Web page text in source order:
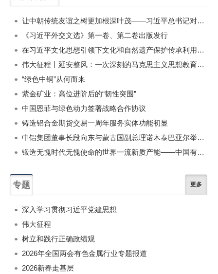
让中朝传统友谊之树更加根深叶茂——习近平总书记对朝鲜进行国事访问纪实
《习近平外交文选》第一卷、第二卷出版发行
在习近平文化思想引领下文化和自然遗产保护传承利用工作开创新局面
伟大征程丨延安整风：一次深刻的马克思主义思想教育运动
“绿色中铜”从何而来
紫金矿业：高位进阶后的“韧性突围”
中国恩菲与绿色动力签署战略合作协议
铸造铝合金期货交易一周年服务实体功能初显
中铝集团董事长段向东与蒙古国副总理诺木泰巴亚尔举行会谈
锻造无愧时代无愧使命的世界一流新质产能——中国有色金属工业的战略应对与破局之道（二）
专题 更多
深入学习贯彻习近平党建思想
伟大征程
树立和践行正确政绩观
2026年全国两会有色金属行业专题报道
2026新春走基层